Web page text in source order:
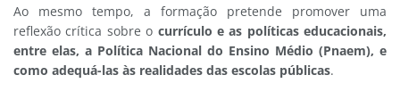
Ao mesmo tempo, a formação pretende promover uma
reflexão crítica sobre o currículo e as políticas educacionais,
entre elas, a Política Nacional do Ensino Médio (Pnaem), e
como adequá-las às realidades das escolas públicas.